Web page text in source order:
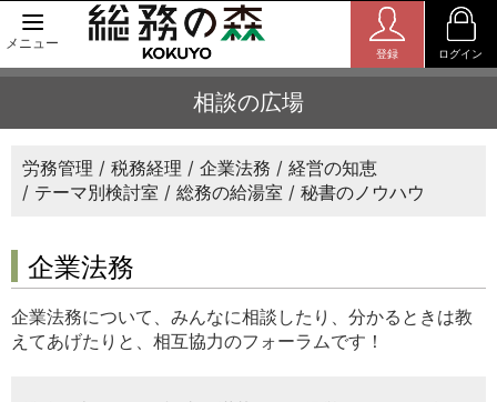
メニュー
登録 ログイン
相談の広場
労務管理 税務経理 企業法務
経営の知恵
テーマ別検討室
総務の給湯室 秘書のノウハウ
企業法務
企業法務について、みんなに相談したり、分かるときは教
えてあげたりと、相互協力のフォーラムです！